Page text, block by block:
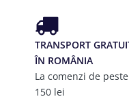
TRANSPORT
ÎN ROMÂNIA
La comenzi de peste
150 lei